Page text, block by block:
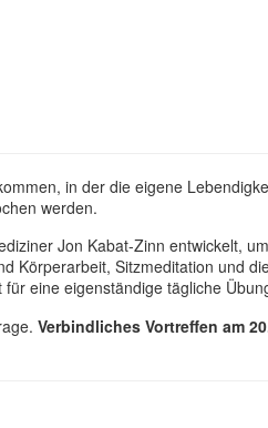
in der die eigene
werden.
Jon Kabat-Zinn entwickelt,
Sitzmeditation und
eine eigenständige tägliche
Verbindliches Vortreffen am